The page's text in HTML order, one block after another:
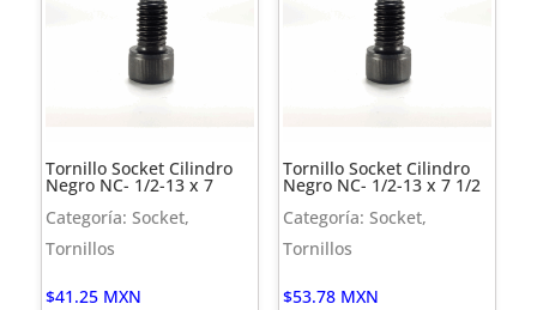
Tornillo Socket Cilindro
Negro NC- 1/2-13 x 7
Categoría: Socket,
Tornillos
$41.25 MXN
Tornillo Socket Cilindro
Negro NC- 1/2-13 x 7 1/2
Categoría: Socket,
Tornillos
$53.78 MXN